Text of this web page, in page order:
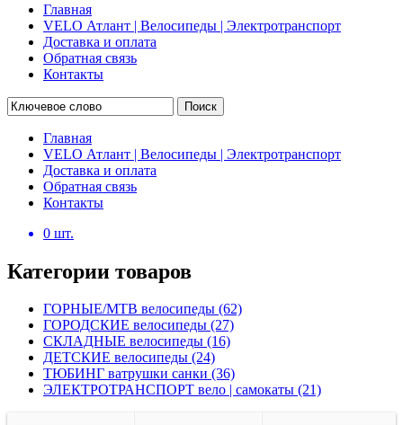
Главная
VELO Атлант | Велосипеды | Электротранспорт
Доставка и оплата
Обратная связь
Контакты
Поиск
Главная
VELO Атлант | Велосипеды | Электротранспорт
Доставка и оплата
Обратная связь
Контакты
0 шт.
Категории товаров
ГОРНЫЕ/MTB велосипеды (62)
ГОРОДСКИЕ велосипеды (27)
СКЛАДНЫЕ велосипеды (16)
ДЕТСКИЕ велосипеды (24)
ТЮБИНГ ватрушки санки (36)
ЭЛЕКТРОТРАНСПОРТ вело | самокаты (21)